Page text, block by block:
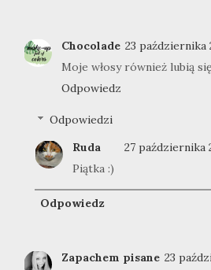
Chocolade 23 października
Moje włosy również lubią
Odpowiedz
Odpowiedzi
Ruda
27 października
Piątka :)
Odpowiedz
Zapachem pisane 23